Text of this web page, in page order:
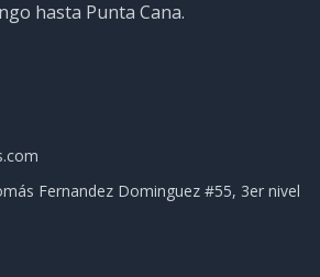
hasta Punta Cana.
Fernandez Dominguez #55, 3er nivel